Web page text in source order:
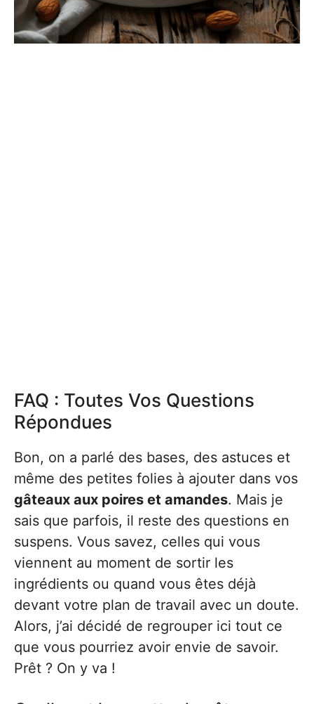
FAQ : Toutes Vos Questions
Répondues
Bon, on a parlé des bases, des astuces et
même des petites folies à ajouter dans vos
gâteaux aux poires et amandes. Mais je
sais que parfois, il reste des questions en
suspens. Vous savez, celles qui vous
viennent au moment de sortir les
ingrédients ou quand vous êtes déjà
devant votre plan de travail avec un doute.
Alors, j’ai décidé de regrouper ici tout ce
que vous pourriez avoir envie de savoir.
Prêt ? On y va !